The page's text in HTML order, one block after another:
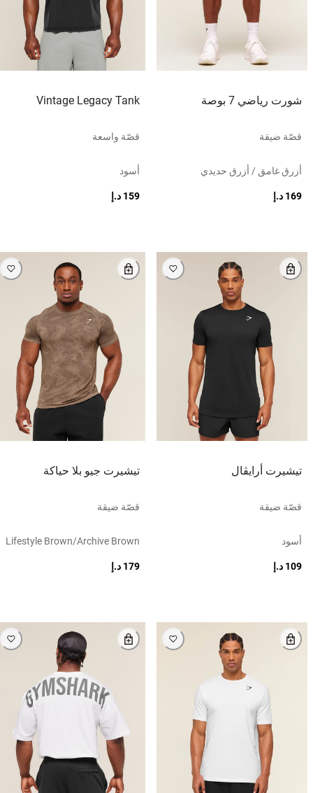
شورت رياضي 7 بوصة
قصّة ضيقة
أزرق غامق / أزرق حديدي
169 د.إ
Vintage Legacy Tank
قصّة واسعة
أسود
159 د.إ
تيشيرت أرايڤال
قصّة ضيقة
أسود
109 د.إ
تيشيرت جيو بلا حياكة
قصّة ضيقة
Lifestyle Brown/archive Brown
179 د.إ